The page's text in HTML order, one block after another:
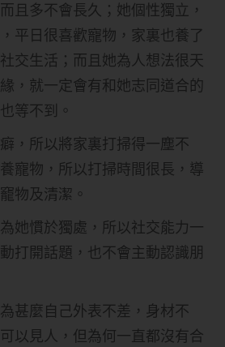
且多不會長久；她個性獨立，
平日很喜歡寵物，家裏也養了
交生活；而且她為人想法很天
，就一定會有和她志同道合的
等不到。
，所以將家裏打掃得一塵不
寵物，所以打掃時間很長，導
物及清潔。
她慣於獨處，所以社交能力一
打開話題，也不會主動認識朋
甚麼自己外表不差，身材不
以見人，但為何一直都沒有合